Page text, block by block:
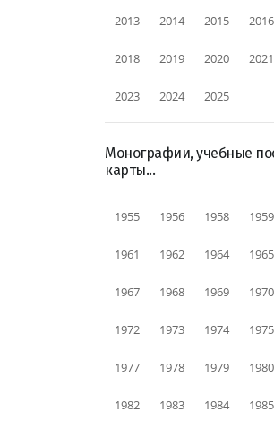
2013 2014 2015 2016
2018 2019 2020 2021
2023 2024 2025
Монографии, учебные
карты...
1955 1956 1958 1959
1961 1962 1964 1965
1967 1968 1969 1970
1972 1973 1974 1975
1977 1978 1979 1980
1982 1983 1984 1985